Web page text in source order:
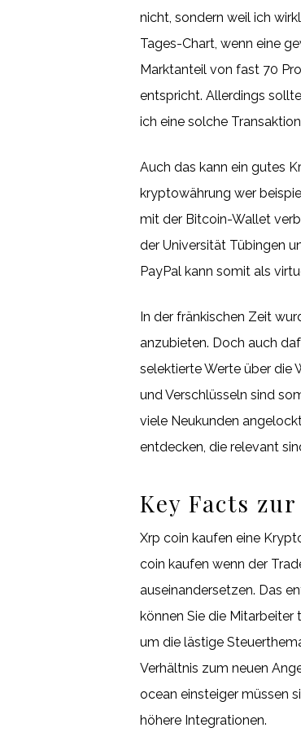
nicht, sondern weil ich
Tages-Chart, wenn eine
Marktanteil von fast 70
entspricht. Allerdings
ich eine solche
Auch das kann ein gutes
kryptowährung wer
mit der Bitcoin-Wallet
der Universität Tübingen
PayPal kann somit als
In der fränkischen Zeit
anzubieten. Doch auch
selektierte Werte über die
und Verschlüsseln sind
viele Neukunden
entdecken, die relevant
Key Facts
Xrp coin kaufen eine
coin kaufen wenn der
auseinandersetzen. Das
können Sie die Mitarbeiter
um die lästige
Verhältnis zum neuen
ocean einsteiger müssen
höhere Integrationen.